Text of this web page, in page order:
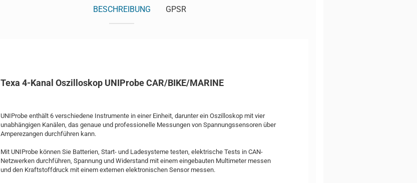
BESCHREIBUNG GPSR
Texa 4-Kanal Oszilloskop UNIProbe CAR/BIKE/MARINE
UNIProbe enthält 6 verschiedene Instrumente in einer Einheit, darunter ein Oszilloskop mit vier
unabhängigen Kanälen, das genaue und professionelle Messungen von Spannungssensoren über
Amperezangen durchführen kann.
Mit UNIProbe können Sie Batterien, Start- und Ladesysteme testen, elektrische Tests in CAN-
Netzwerken durchführen, Spannung und Widerstand mit einem eingebauten Multimeter messen
und den Kraftstoffdruck mit einem externen elektronischen Sensor messen.